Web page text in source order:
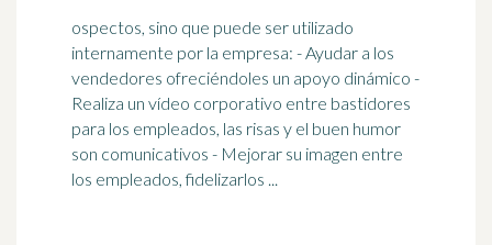
ospectos, sino que puede ser utilizado
internamente por la empresa: - Ayudar a los
vendedores ofreciéndoles un apoyo dinámico -
Realiza un vídeo corporativo entre bastidores
para los empleados, las risas y el buen humor
son comunicativos - Mejorar su imagen entre
los empleados, fidelizarlos ...